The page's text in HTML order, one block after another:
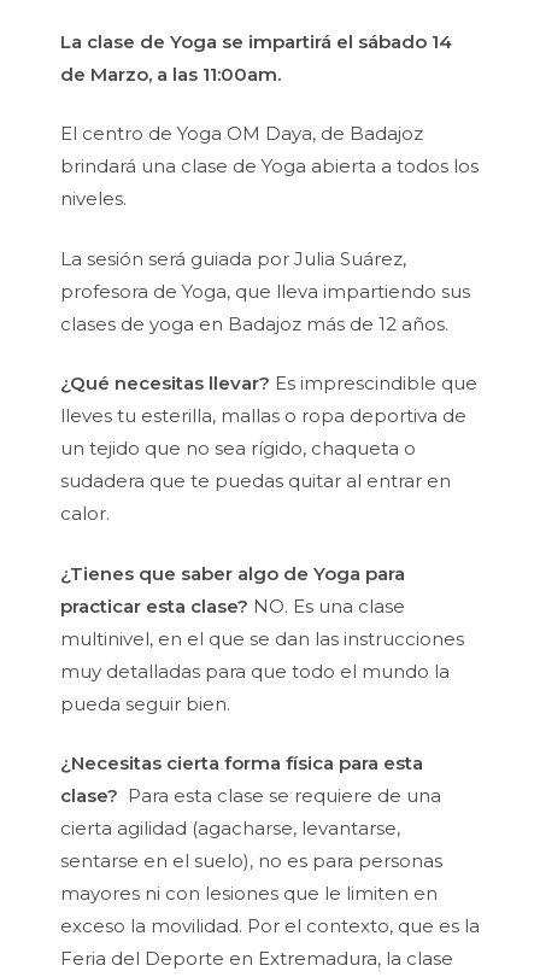
La clase de Yoga se impartirá el sábado 14
de Marzo, a las 11:00am.
El centro de Yoga OM Daya, de Badajoz
brindará una clase de Yoga abierta a todos los
niveles.
La sesión será guiada por Julia Suárez,
profesora de Yoga, que lleva impartiendo sus
clases de yoga en Badajoz más de 12 años.
¿Qué necesitas llevar? Es imprescindible que
lleves tu esterilla, mallas o ropa deportiva de
un tejido que no sea rígido, chaqueta o
sudadera que te puedas quitar al entrar en
calor.
¿Tienes que saber algo de Yoga para
practicar esta clase? NO. Es una clase
multinivel, en el que se dan las instrucciones
muy detalladas para que todo el mundo la
pueda seguir bien.
¿Necesitas cierta forma física para esta
clase? Para esta clase se requiere de una
cierta agilidad (agacharse, levantarse,
sentarse en el suelo), no es para personas
mayores ni con lesiones que le limiten en
exceso la movilidad. Por el contexto, que es la
Feria del Deporte en Extremadura, la clase